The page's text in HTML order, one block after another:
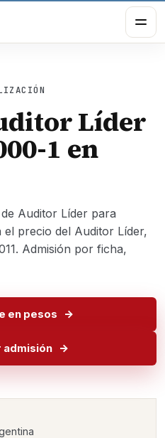
Líder
1 en
Auditor Líder para
el precio del Auditor Líder,
Admisión por ficha,
en pesos
admisión